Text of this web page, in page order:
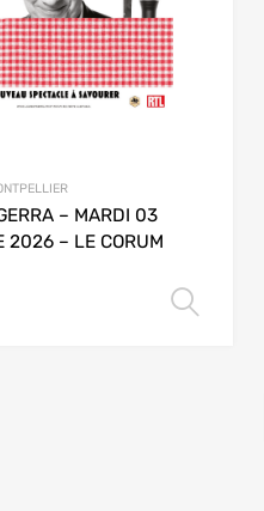
– MARDI 03
2026 – LE CORUM